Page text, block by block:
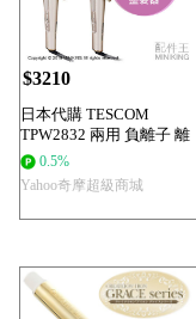
$3210
日本代購 TESCOM
TPW2832 兩用 負離子 離
子夾...
0.5%
Yahoo奇摩超級商城